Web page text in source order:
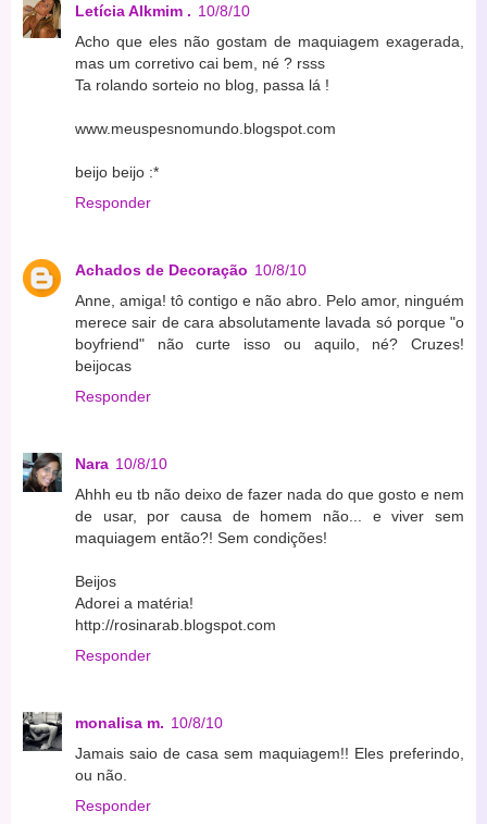
Letícia Alkmim . 10/8/10
Acho que eles não gostam de maquiagem exagerada,
mas um corretivo cai bem, né ? rsss
Ta rolando sorteio no blog, passa lá !
www.meuspesnomundo.blogspot.com
beijo beijo :*
Responder
Achados de Decoração 10/8/10
Anne, amiga! tô contigo e não abro. Pelo amor, ninguém
merece sair de cara absolutamente lavada só porque "o
boyfriend" não curte isso ou aquilo, né? Cruzes!
beijocas
Responder
Nara 10/8/10
Ahhh eu tb não deixo de fazer nada do que gosto e nem
de usar, por causa de homem não... e viver sem
maquiagem então?! Sem condições!
Beijos
Adorei a matéria!
http://rosinarab.blogspot.com
Responder
monalisa m. 10/8/10
Jamais saio de casa sem maquiagem!! Eles preferindo,
ou não.
Responder